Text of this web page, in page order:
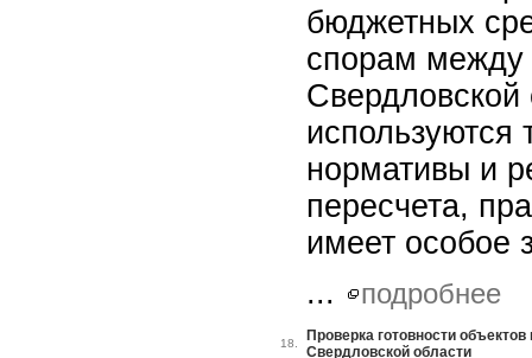
бюджетных
спорам между
Свердловской
используются
нормативы и
пересчета,
имеет особое
...
подробнее
18.
Проверка готовности
Свердловской области